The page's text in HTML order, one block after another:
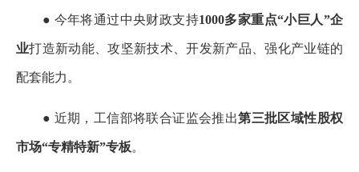
● 今年将通过中央财政支持1000多家重点“小巨人”企
业打造新动能、攻坚新技术、开发新产品、强化产业链的
配套能力。
● 近期，工信部将联合证监会推出第三批区域性股权
市场“专精特新”专板。